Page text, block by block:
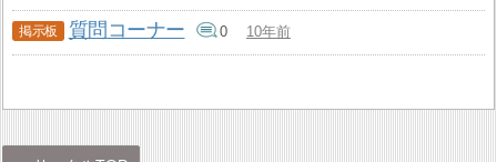
質問コーナー 0 10年前